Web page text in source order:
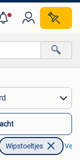
Wipstoeltjes